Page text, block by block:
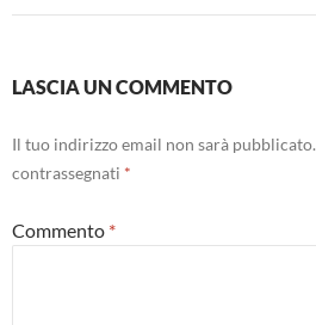
LASCIA UN COMMENTO
Il tuo indirizzo email non sarà pubblicato.
contrassegnati *
Commento *